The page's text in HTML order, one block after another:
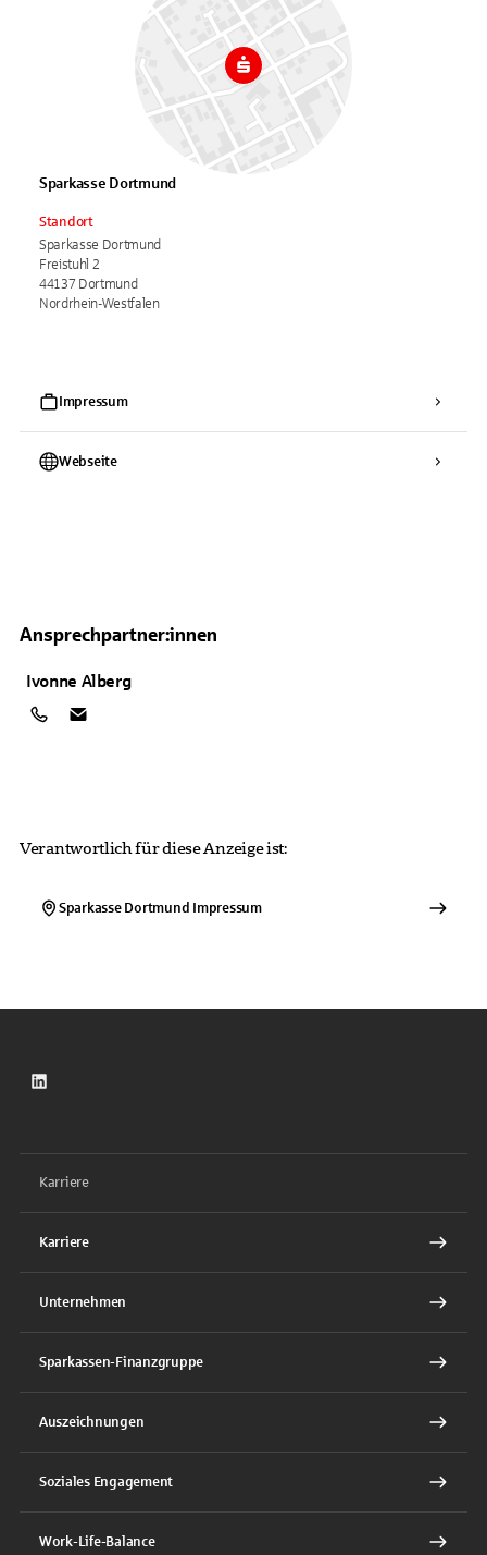
Sparkasse Dortmund
Standort
Sparkasse Dortmund
Freistuhl 2
44137 Dortmund
Nordrhein-Westfalen
Impressum
Webseite
Ansprechpartner:innen
Ivonne Alberg
Verantwortlich für diese Anzeige ist:
Sparkasse Dortmund Impressum
LinkedIn
Karriere
Karriere
Unternehmen
Sparkassen-Finanzgruppe
Auszeichnungen
Soziales Engagement
Work-Life-Balance